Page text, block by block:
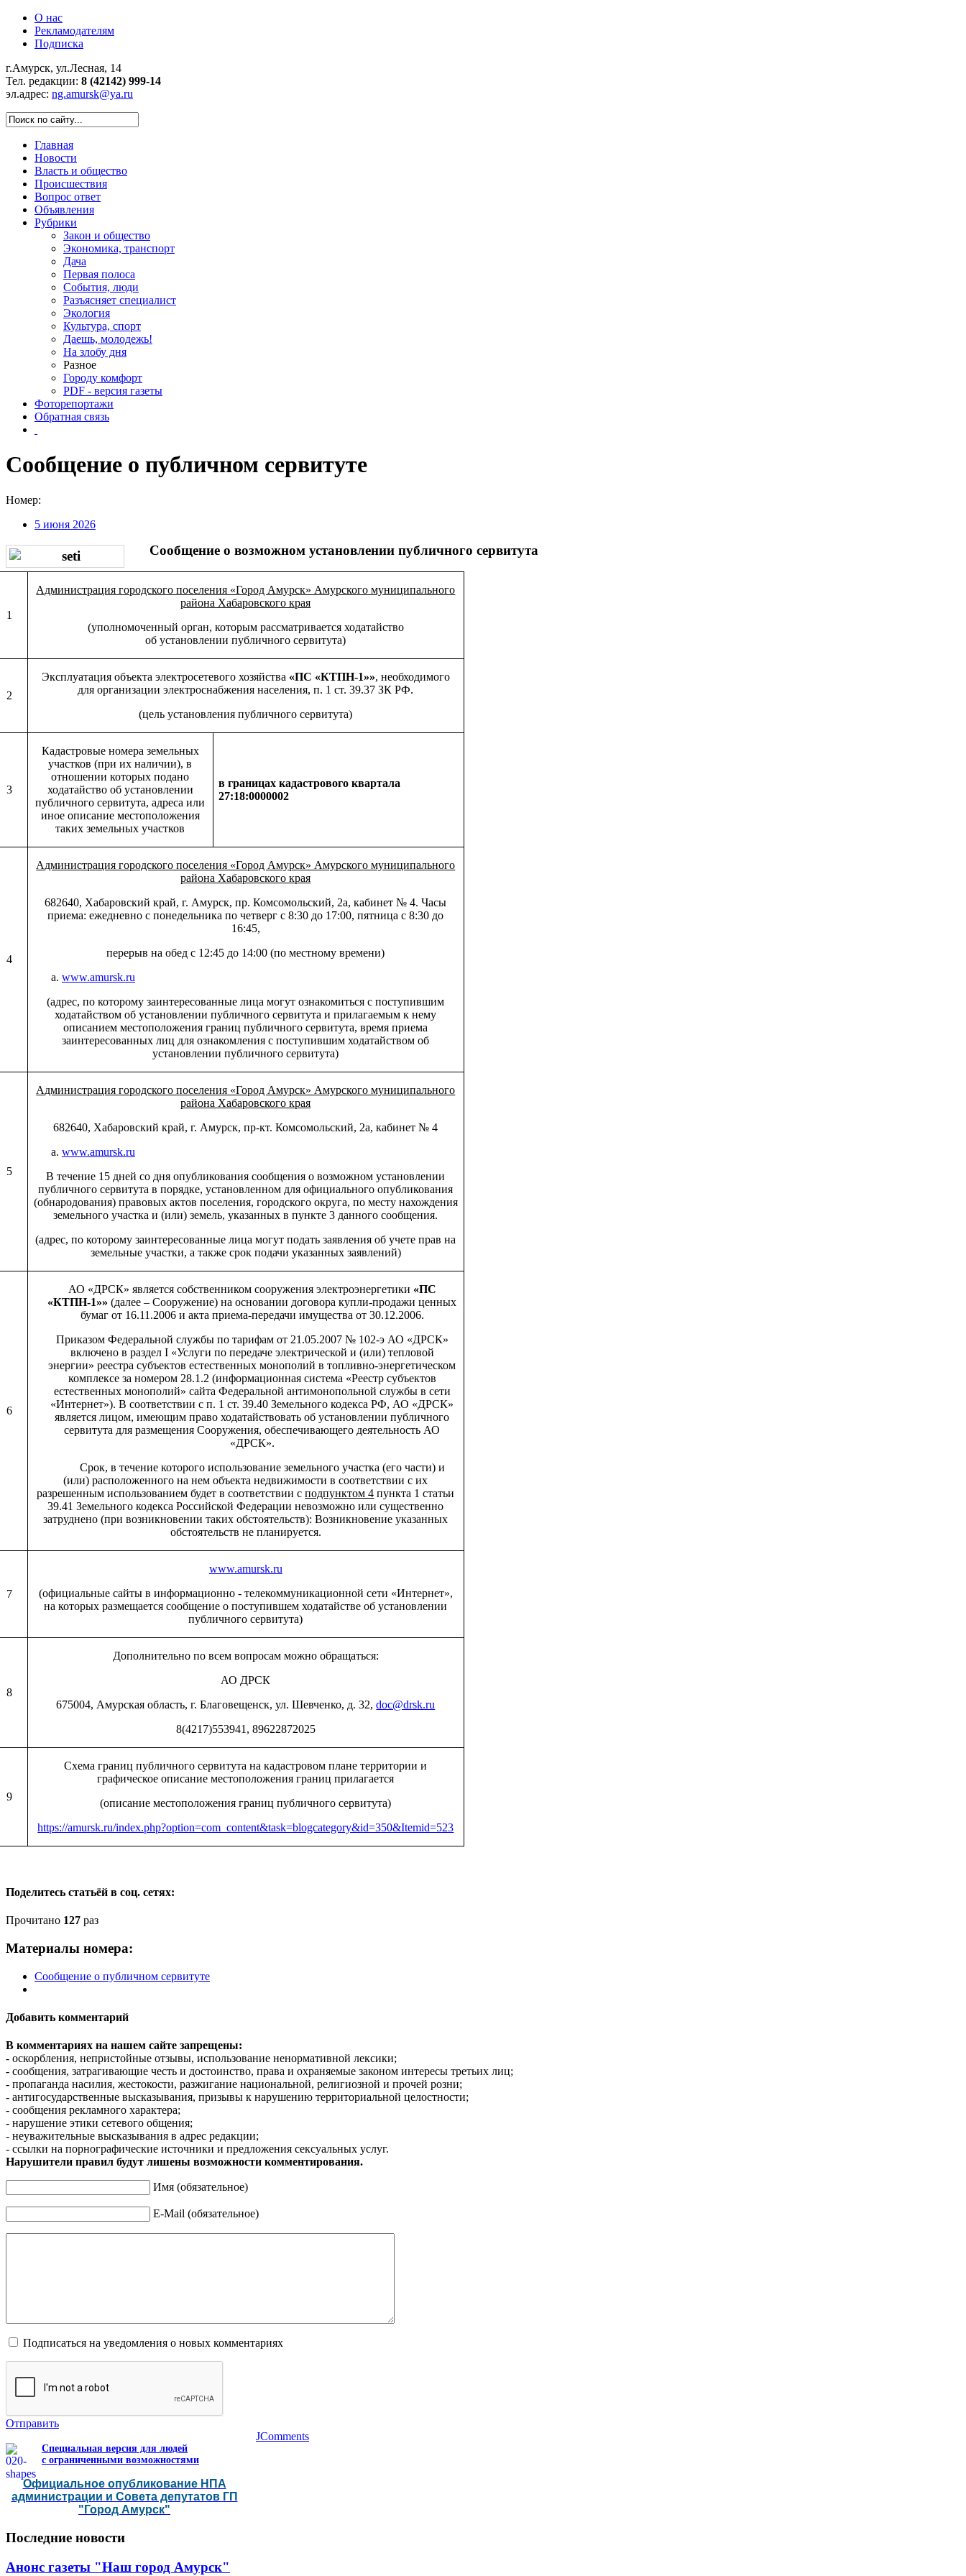
О нас
Рекламодателям
Подписка
г.Амурск, ул.Лесная, 14
Тел. редакции: 8 (42142) 999-14
эл.адрес: ng.amursk@ya.ru
Главная
Новости
Власть и общество
Происшествия
Вопрос ответ
Объявления
Рубрики
Закон и общество
Экономика, транспорт
Дача
Первая полоса
События, люди
Разъясняет специалист
Экология
Культура, спорт
Даешь, молодежь!
На злобу дня
Разное
Городу комфорт
PDF - версия газеты
Фоторепортажи
Обратная связь
Сообщение о публичном сервитуте
Номер:
5 июня 2026
Сообщение о возможном установлении публичного сервитута
1
Администрация городского поселения «Город Амурск» Амурского муниципального
района Хабаровского края
(уполномоченный орган, которым рассматривается ходатайство
об установлении публичного сервитута)
2
Эксплуатация объекта электросетевого хозяйства «ПС «КТПН-1»», необходимого
для организации электроснабжения населения, п. 1 ст. 39.37 ЗК РФ.
(цель установления публичного сервитута)
3
Кадастровые номера земельных
участков (при их наличии), в
отношении которых подано
ходатайство об установлении
публичного сервитута, адреса или
иное описание местоположения
таких земельных участков
в границах кадастрового квартала
27:18:0000002
4
Администрация городского поселения «Город Амурск» Амурского муниципального
района Хабаровского края
682640, Хабаровский край, г. Амурск, пр. Комсомольский, 2а, кабинет № 4. Часы
приема: ежедневно с понедельника по четверг с 8:30 до 17:00, пятница с 8:30 до
16:45,
перерыв на обед с 12:45 до 14:00 (по местному времени)
www.amursk.ru
(адрес, по которому заинтересованные лица могут ознакомиться с поступившим
ходатайством об установлении публичного сервитута и прилагаемым к нему
описанием местоположения границ публичного сервитута, время приема
заинтересованных лиц для ознакомления с поступившим ходатайством об
установлении публичного сервитута)
5
Администрациягородского поселения «Город Амурск» Амурского муниципального
района Хабаровского края
682640, Хабаровский край, г. Амурск, пр-кт. Комсомольский, 2а, кабинет № 4
www.amursk.ru
В течение 15 дней со дня опубликования сообщения о возможном установлении
публичного сервитута в порядке, установленном для официального опубликования
(обнародования) правовых актов поселения, городского округа, по месту нахождения
земельного участка и (или) земель, указанных в пункте 3 данного сообщения.
(адрес, по которому заинтересованные лица могут подать заявления об учете прав на
земельные участки, а также срок подачи указанных заявлений)
6
АО «ДРСК» является собственником сооружения электроэнергетики «ПС
«КТПН-1»»(далее – Сооружение) на основании договора купли-продажи ценных
бумаг от 16.11.2006 и акта приема-передачи имущества от 30.12.2006.
Приказом Федеральной службы по тарифам от 21.05.2007 № 102-э АО «ДРСК»
включено в раздел I «Услуги по передаче электрической и (или) тепловой
энергии» реестра субъектов естественных монополий в топливно-энергетическом
комплексе за номером 28.1.2 (информационная система «Реестр субъектов
естественных монополий» сайта Федеральной антимонопольной службы в сети
«Интернет»). В соответствии с п. 1 ст. 39.40 Земельного кодекса РФ, АО «ДРСК»
является лицом, имеющим право ходатайствовать об установлении публичного
сервитута для размещения Сооружения, обеспечивающего деятельность АО
«ДРСК».
Срок, в течение которого использование земельного участка (его части) и
(или) расположенного на нем объекта недвижимости в соответствии с их
разрешенным использованием будет в соответствии сподпунктом 4 пункта 1 статьи
39.41 Земельного кодекса Российской Федерации невозможно или существенно
затруднено (при возникновении таких обстоятельств): Возникновение указанных
обстоятельств не планируется.
7
www.amursk.ru
(официальные сайты в информационно - телекоммуникационной сети «Интернет»,
на которых размещается сообщение о поступившем ходатайстве об установлении
публичного сервитута)
8
Дополнительно по всем вопросам можно обращаться:
АО ДРСК
675004, Амурская область, г. Благовещенск, ул. Шевченко, д. 32,doc@drsk.ru
8(4217)553941, 89622872025
9
Схема границ публичного сервитута на кадастровом плане территории и
графическое описание местоположения границ прилагается
(описание местоположения границ публичного сервитута)
https://amursk.ru/index.php?option=com_content&task=blogcategory&id=350&Itemid=523
Поделитесь статьёй в соц. сетях:
Прочитано 127 раз
Материалы номера:
Сообщение о публичном сервитуте
Добавить комментарий
В комментариях на нашем сайте запрещены:
- оскорбления, непристойные отзывы, использование ненормативной лексики;
- сообщения, затрагивающие честь и достоинство, права и охраняемые законом интересы третьих лиц;
- пропаганда насилия, жестокости, разжигание национальной, религиозной и прочей розни;
- антигосударственные высказывания, призывы к нарушению территориальной целостности;
- сообщения рекламного характера;
- нарушение этики сетевого общения;
- неуважительные высказывания в адрес редакции;
- ссылки на порнографические источники и предложения сексуальных услуг.
Нарушители правил будут лишены возможности комментирования.
Имя (обязательное)
E-Mail (обязательное)
Подписаться на уведомления о новых комментариях
Отправить
JComments
Специальная версия для людей
с ограниченными возможностями
Официальное опубликование НПА
администрации и Совета депутатов ГП
"Город Амурск"
Последние новости
Анонс газеты "Наш город Амурск"